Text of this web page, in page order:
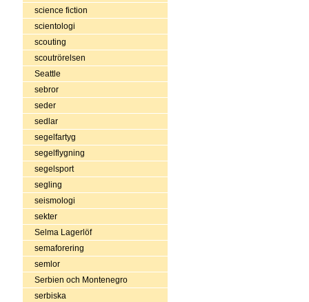
science fiction
scientologi
scouting
scoutrörelsen
Seattle
sebror
seder
sedlar
segelfartyg
segelflygning
segelsport
segling
seismologi
sekter
Selma Lagerlöf
semaforering
semlor
Serbien och Montenegro
serbiska